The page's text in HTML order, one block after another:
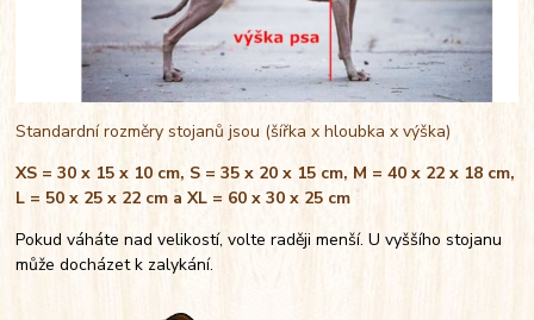
Standardní rozměry stojanů jsou (šířka x hloubka x výška)
XS = 30 x 15 x 10 cm, S = 35 x 20 x 15 cm, M = 40 x 22 x 18 cm,
L = 50 x 25 x 22 cm a XL = 60 x 30 x 25 cm
Pokud váháte nad velikostí, volte raději menší. U vyššího stojanu
může docházet k zalykání.